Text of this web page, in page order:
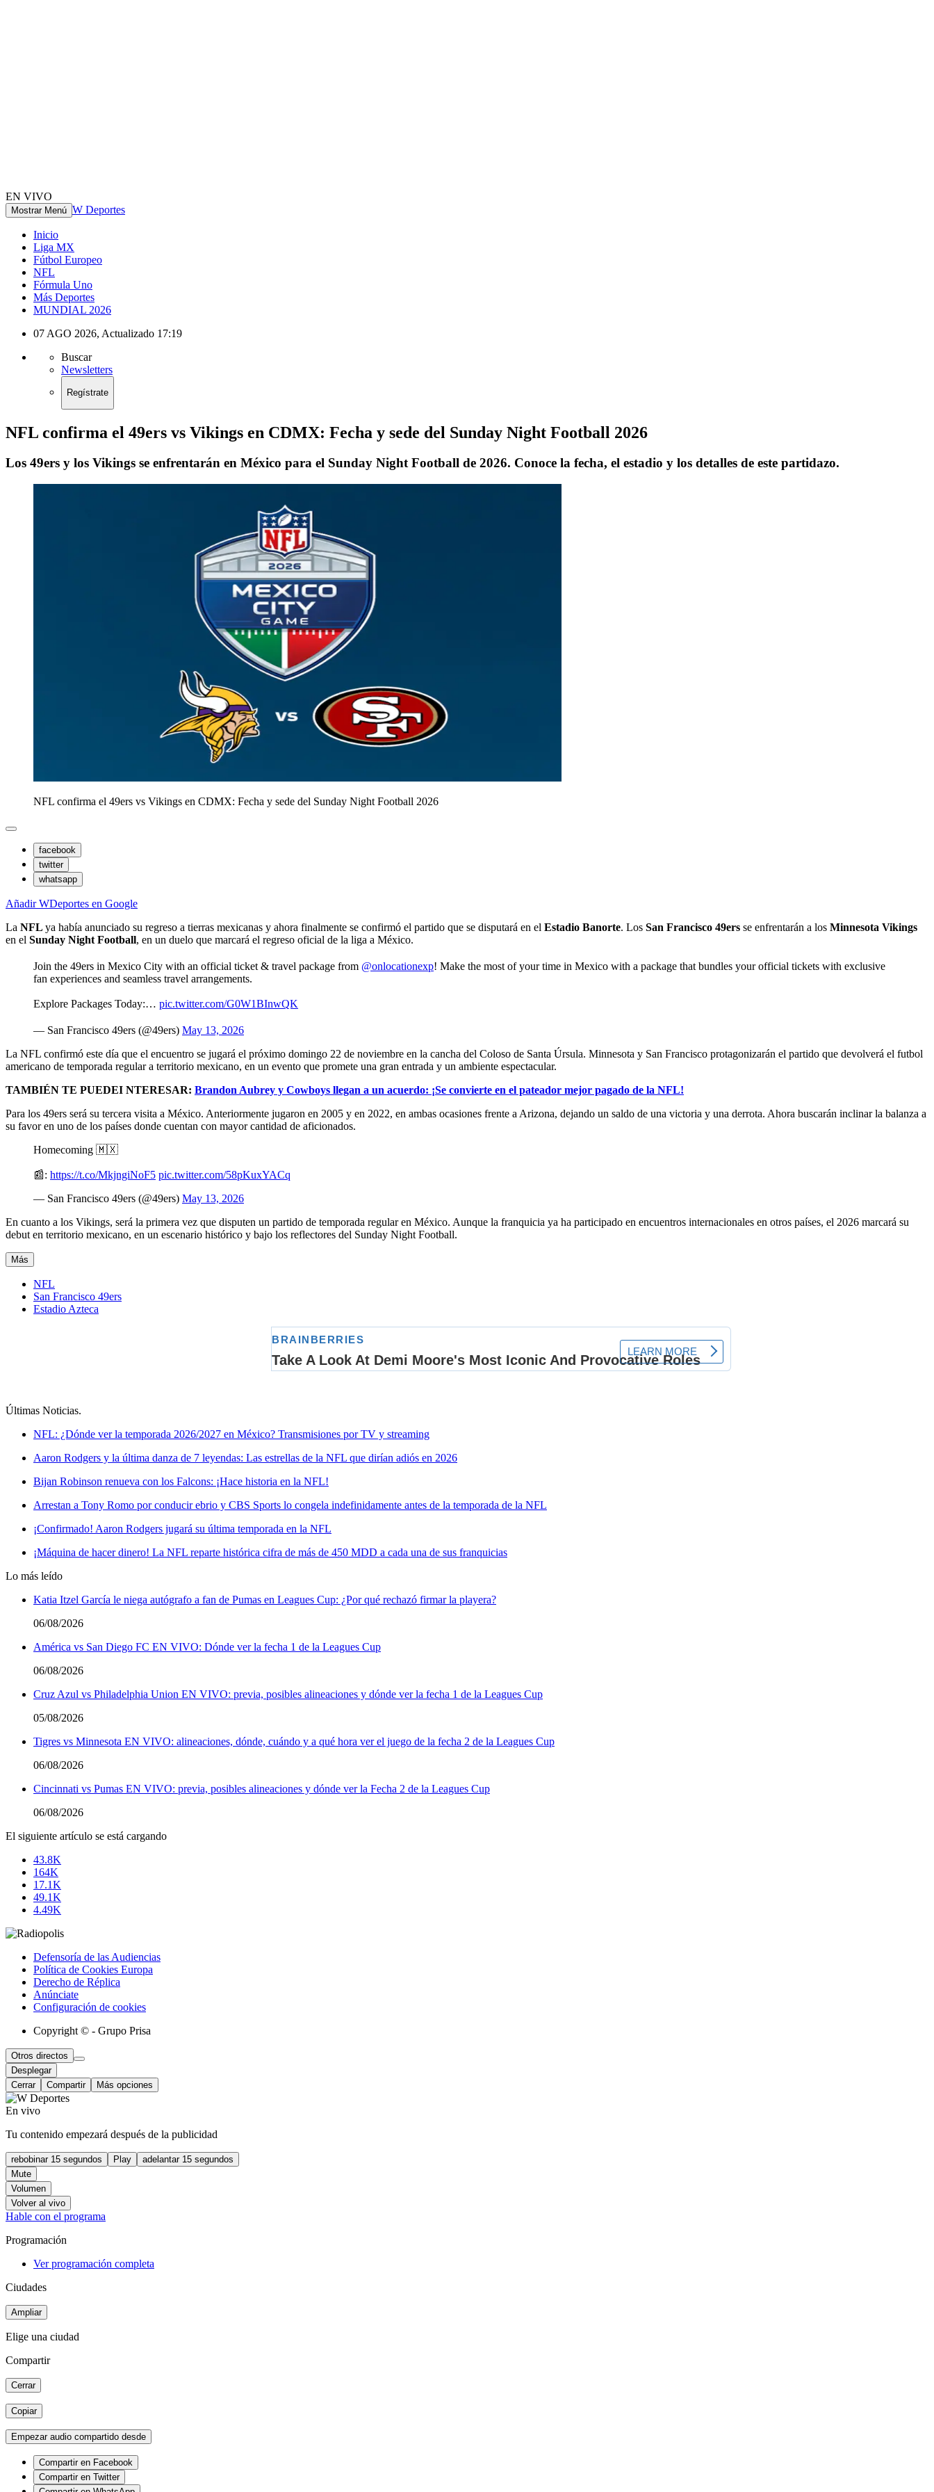
EN VIVO
Mostrar Menú W Deportes
Inicio
Liga MX
Fútbol Europeo
NFL
Fórmula Uno
Más Deportes
MUNDIAL 2026
07 AGO 2026, Actualizado 17:19
Buscar
Newsletters
Regístrate
NFL confirma el 49ers vs Vikings en CDMX: Fecha y sede del Sunday Night Football 2026
Los 49ers y los Vikings se enfrentarán en México para el Sunday Night Football de 2026. Conoce la fecha, el estadio y los detalles de este partidazo.
NFL confirma el 49ers vs Vikings en CDMX: Fecha y sede del Sunday Night Football 2026
facebook
twitter
whatsapp
Añadir WDeportes en Google
La NFL ya había anunciado su regreso a tierras mexicanas y ahora finalmente se confirmó el partido que se disputará en el Estadio Banorte. Los San Francisco 49ers se enfrentarán a los Minnesota Vikings
en el Sunday Night Football, en un duelo que marcará el regreso oficial de la liga a México.
Join the 49ers in Mexico City with an official ticket & travel package from @onlocationexp! Make the most of your time in Mexico with a package that bundles your official tickets with exclusive
fan experiences and seamless travel arrangements.
Explore Packages Today:… pic.twitter.com/G0W1BInwQK
— San Francisco 49ers (@49ers) May 13, 2026
La NFL confirmó este día que el encuentro se jugará el próximo domingo 22 de noviembre en la cancha del Coloso de Santa Úrsula. Minnesota y San Francisco protagonizarán el partido que devolverá el futbol
americano de temporada regular a territorio mexicano, en un evento que promete una gran entrada y un ambiente espectacular.
TAMBIÉN TE PUEDEI NTERESAR: Brandon Aubrey y Cowboys llegan a un acuerdo: ¡Se convierte en el pateador mejor pagado de la NFL!
Para los 49ers será su tercera visita a México. Anteriormente jugaron en 2005 y en 2022, en ambas ocasiones frente a Arizona, dejando un saldo de una victoria y una derrota. Ahora buscarán inclinar la balanza a
su favor en uno de los países donde cuentan con mayor cantidad de aficionados.
Homecoming 🇲🇽
📰: https://t.co/MkjngiNoF5 pic.twitter.com/58pKuxYACq
— San Francisco 49ers (@49ers) May 13, 2026
En cuanto a los Vikings, será la primera vez que disputen un partido de temporada regular en México. Aunque la franquicia ya ha participado en encuentros internacionales en otros países, el 2026 marcará su
debut en territorio mexicano, en un escenario histórico y bajo los reflectores del Sunday Night Football.
Más
NFL
San Francisco 49ers
Estadio Azteca
Últimas Noticias.
NFL: ¿Dónde ver la temporada 2026/2027 en México? Transmisiones por TV y streaming
Aaron Rodgers y la última danza de 7 leyendas: Las estrellas de la NFL que dirían adiós en 2026
Bijan Robinson renueva con los Falcons: ¡Hace historia en la NFL!
Arrestan a Tony Romo por conducir ebrio y CBS Sports lo congela indefinidamente antes de la temporada de la NFL
¡Confirmado! Aaron Rodgers jugará su última temporada en la NFL
¡Máquina de hacer dinero! La NFL reparte histórica cifra de más de 450 MDD a cada una de sus franquicias
Lo más leído
Katia Itzel García le niega autógrafo a fan de Pumas en Leagues Cup: ¿Por qué rechazó firmar la playera?
06/08/2026
América vs San Diego FC EN VIVO: Dónde ver la fecha 1 de la Leagues Cup
06/08/2026
Cruz Azul vs Philadelphia Union EN VIVO: previa, posibles alineaciones y dónde ver la fecha 1 de la Leagues Cup
05/08/2026
Tigres vs Minnesota EN VIVO: alineaciones, dónde, cuándo y a qué hora ver el juego de la fecha 2 de la Leagues Cup
06/08/2026
Cincinnati vs Pumas EN VIVO: previa, posibles alineaciones y dónde ver la Fecha 2 de la Leagues Cup
06/08/2026
El siguiente artículo se está cargando
43.8K
164K
17.1K
49.1K
4.49K
Defensoría de las Audiencias
Política de Cookies Europa
Derecho de Réplica
Anúnciate
Configuración de cookies
Copyright © - Grupo Prisa
Otros directos
Desplegar
Cerrar
Compartir Más opciones
En vivo
Tu contenido empezará después de la publicidad
rebobinar 15 segundos Play
adelantar 15 segundos
Mute
Volumen
Volver al vivo
Hable con el programa
Programación
Ver programación completa
Ciudades
Ampliar
Elige una ciudad
Compartir
Cerrar
Copiar
Empezar audio compartido desde
Compartir en Facebook
Compartir en Twitter